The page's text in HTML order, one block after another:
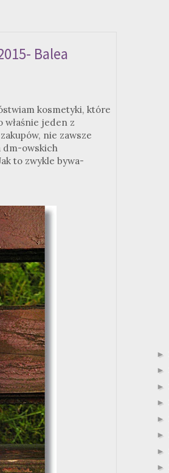
Balea
kosmetyki, które
właśnie jeden z
nie zawsze
dm-owskich
to zwykle bywa-
►
►
►
►
►
►
►
►